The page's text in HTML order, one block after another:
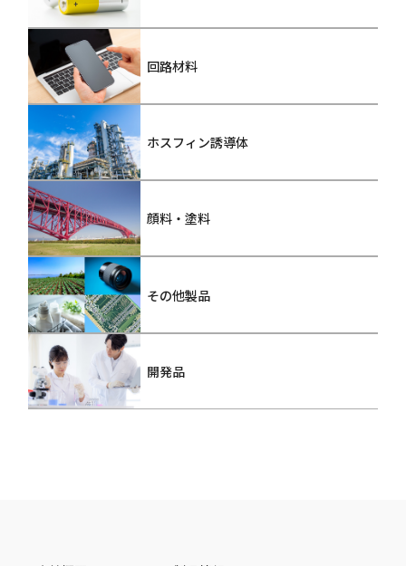
回路材料
ホスフィン誘導体
顔料・塗料
その他製品
開発品